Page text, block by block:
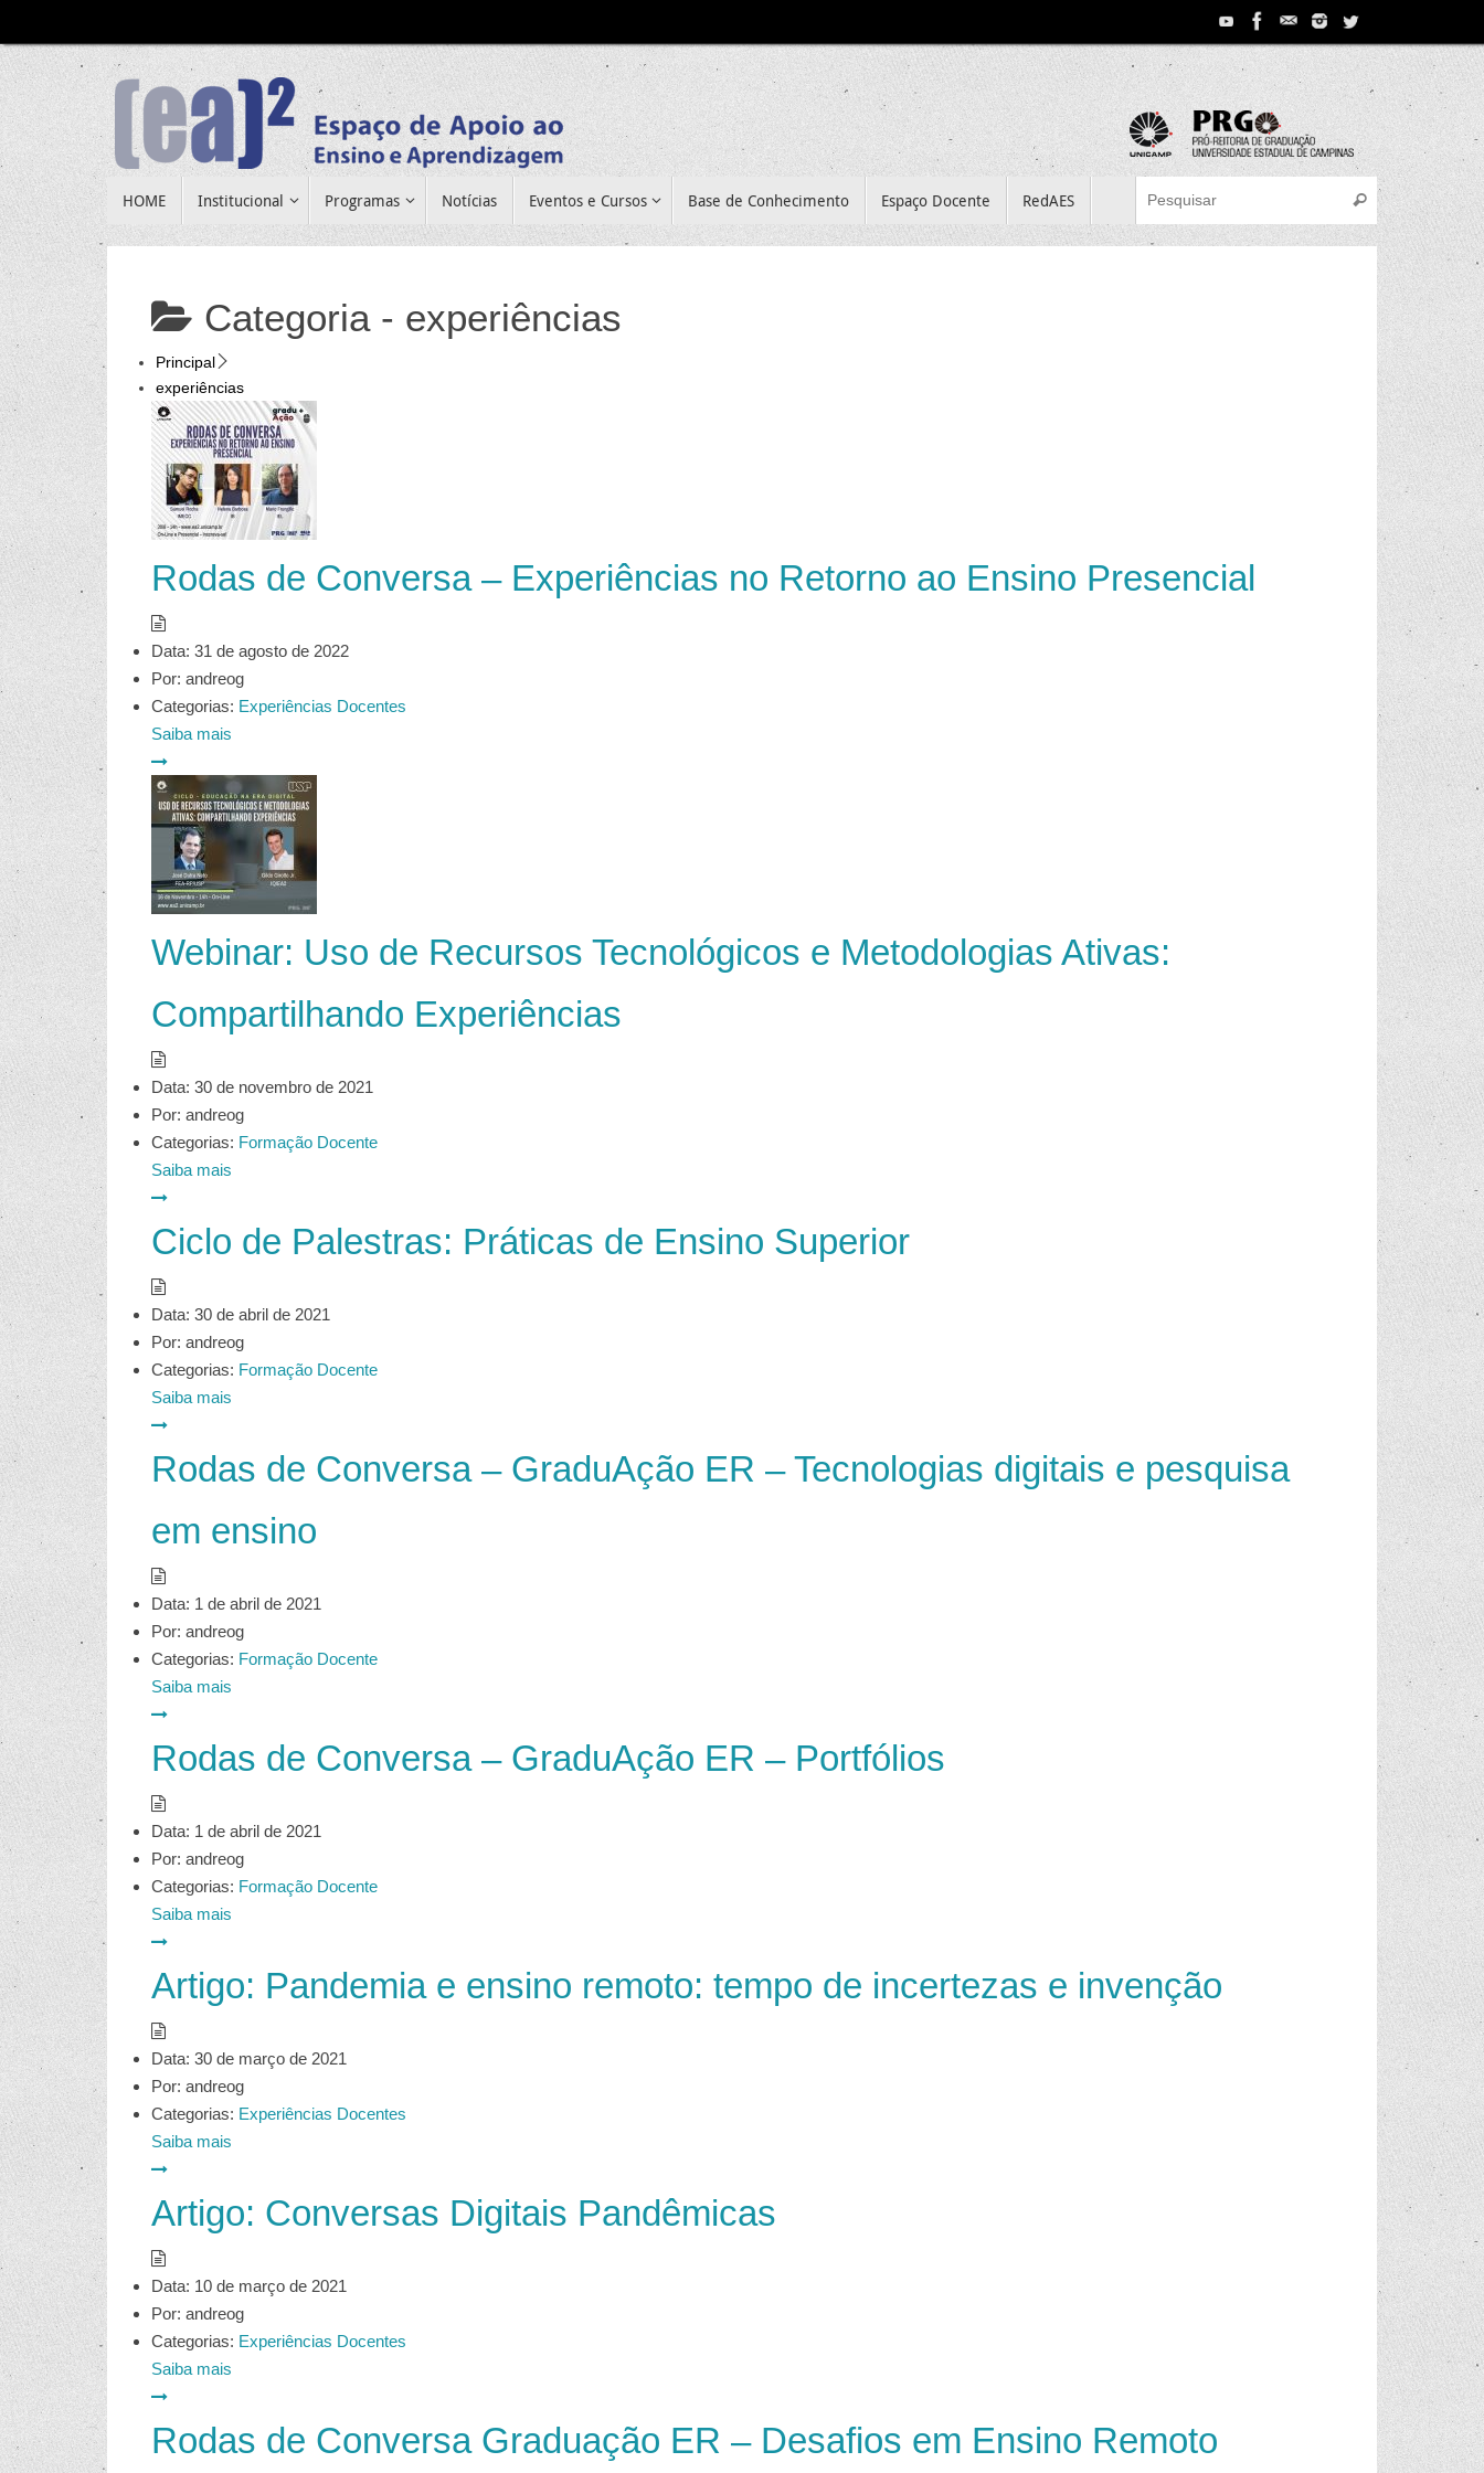
para
conteúdo
para
conteúdo
HOME Institucional Programas Notícias Eventos e Cursos Base de Conhecimento Espaço Docente RedAES
Search for:
Pesquisar
Categoria - experiências
Principal
experiências
Rodas de Conversa – Experiências no Retorno ao Ensino Presencial
Data: 31 de agosto de 2022
Por: andreog
Categorias: Experiências Docentes
Saiba mais
Webinar: Uso de Recursos Tecnológicos e Metodologias Ativas:
Compartilhando Experiências
Data: 30 de novembro de 2021
Por: andreog
Categorias: Formação Docente
Saiba mais
Ciclo de Palestras: Práticas de Ensino Superior
Data: 30 de abril de 2021
Por: andreog
Categorias: Formação Docente
Saiba mais
Rodas de Conversa – GraduAção ER – Tecnologias digitais e pesquisa
em ensino
Data: 1 de abril de 2021
Por: andreog
Categorias: Formação Docente
Saiba mais
Rodas de Conversa – GraduAção ER – Portfólios
Data: 1 de abril de 2021
Por: andreog
Categorias: Formação Docente
Saiba mais
Artigo: Pandemia e ensino remoto: tempo de incertezas e invenção
Data: 30 de março de 2021
Por: andreog
Categorias: Experiências Docentes
Saiba mais
Artigo: Conversas Digitais Pandêmicas
Data: 10 de março de 2021
Por: andreog
Categorias: Experiências Docentes
Saiba mais
Rodas de Conversa Graduação ER – Desafios em Ensino Remoto